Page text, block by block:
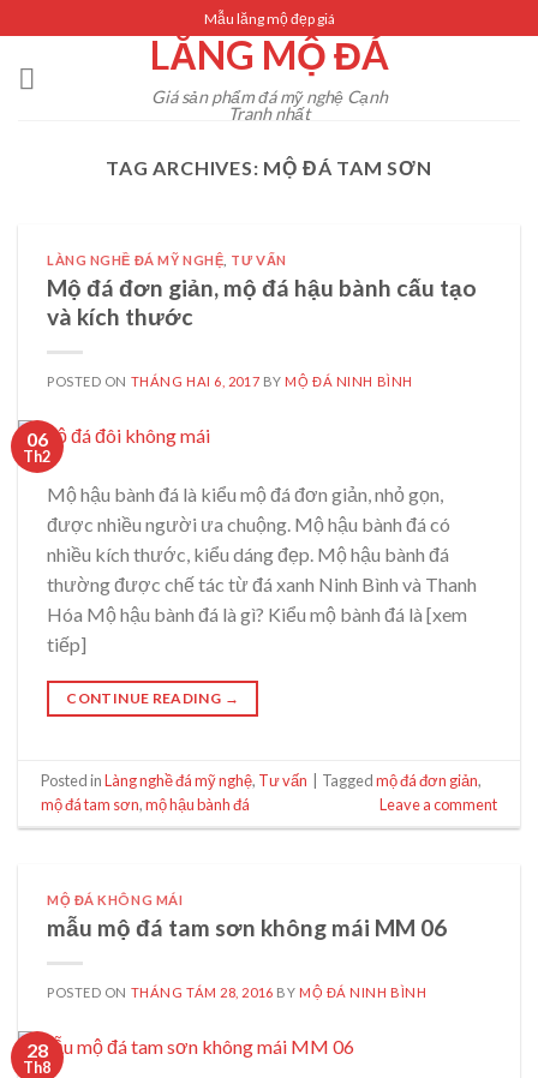
content
Mẫu lăng mộ đẹp giá
LĂNG MỘ ĐÁ
Giá sản phẩm đá mỹ nghệ Cạnh
Tranh nhất
TAG ARCHIVES: MỘ ĐÁ TAM SƠN
LÀNG NGHỀ ĐÁ MỸ NGHỆ TƯ VẤN
Mộ đá đơn giản, mộ đá hậu bành cấu tạo
và kích thước
POSTED ON THÁNG HAI 6, 2017 BY MỘ ĐÁ NINH BÌNH
06
Th2
Mộ hậu bành đá là kiểu mộ đá đơn giản, nhỏ gọn,
được nhiều người ưa chuộng. Mộ hậu bành đá có
nhiều kích thước, kiểu dáng đẹp. Mộ hậu bành đá
thường được chế tác từ đá xanh Ninh Bình và Thanh
Hóa Mộ hậu bành đá là gì? Kiểu mộ bành đá là [xem
tiếp]
CONTINUE READING →
Posted inLàng nghề đá mỹ nghệ, Tư vấn Taggedmộ đá đơn giản,
mộ đá tam sơn,mộ hậu bành đá Leave a comment
MỘ ĐÁ KHÔNG MÁI
mẫu mộ đá tam sơn không mái MM 06
POSTED ON THÁNG TÁM 28, 2016 BY MỘ ĐÁ NINH BÌNH
28
Th8